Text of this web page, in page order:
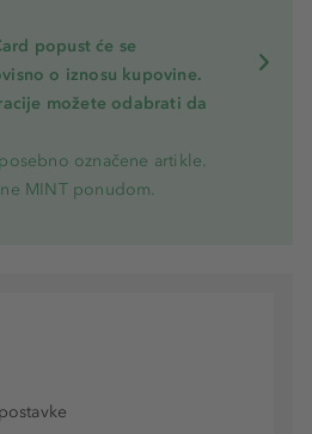
popust će se
o iznosu kupovine.
možete odabrati da
označene artikle.
MINT ponudom.